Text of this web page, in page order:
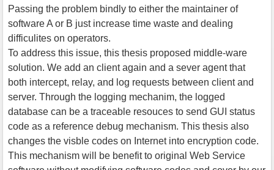
Passing the problem bindly to either the maintainer of
software A or B just increase time waste and dealing
difficulites on operators.
To address this issue, this thesis proposed middle-ware
solution. We add an client again and a sever agent that
both intercept, relay, and log requests between client and
server. Through the logging mechanim, the logged
database can be a traceable resouces to send GUI status
code as a reference debug mechanism. This thesis also
changes the visble codes on Internet into encryption code.
This mechanism will be benefit to original Web Service